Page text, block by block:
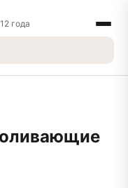
года